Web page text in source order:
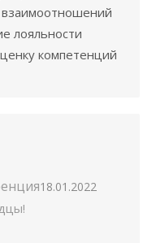
лояльности
компетенций
18.01.2022